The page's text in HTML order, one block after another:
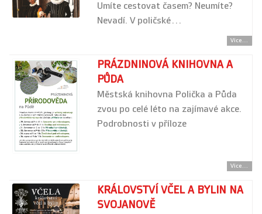
Umíte cestovat časem? Neumíte?
Nevadí. V poličské…
Více...
PRÁZDNINOVÁ KNIHOVNA A
PŮDA
Městská knihovna Polička a Půda
zvou po celé léto na zajímavé akce.
Podrobnosti v příloze
Více...
KRÁLOVSTVÍ VČEL A BYLIN NA
SVOJANOVĚ